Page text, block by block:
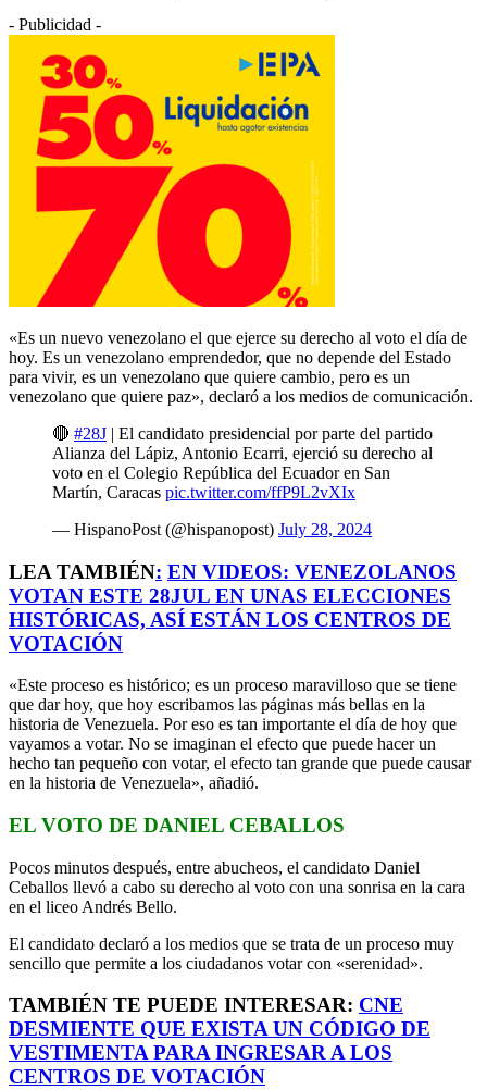
- Publicidad -
«Es un nuevo venezolano el que ejerce su derecho al voto el día de
hoy. Es un venezolano emprendedor, que no depende del Estado
para vivir, es un venezolano que quiere cambio, pero es un
venezolano que quiere paz», declaró a los medios de comunicación.
🔴 #28J | El candidato presidencial por parte del partido
Alianza del Lápiz, Antonio Ecarri, ejerció su derecho al
voto en el Colegio República del Ecuador en San
Martín, Caracas pic.twitter.com/ffP9L2vXIx
— HispanoPost (@hispanopost) July 28, 2024
LEA TAMBIÉN: EN VIDEOS: VENEZOLANOS
VOTAN ESTE 28JUL EN UNAS ELECCIONES
HISTÓRICAS, ASÍ ESTÁN LOS CENTROS DE
VOTACIÓN
«Este proceso es histórico; es un proceso maravilloso que se tiene
que dar hoy, que hoy escribamos las páginas más bellas en la
historia de Venezuela. Por eso es tan importante el día de hoy que
vayamos a votar. No se imaginan el efecto que puede hacer un
hecho tan pequeño con votar, el efecto tan grande que puede causar
en la historia de Venezuela», añadió.
EL VOTO DE DANIEL CEBALLOS
Pocos minutos después, entre abucheos, el candidato Daniel
Ceballos llevó a cabo su derecho al voto con una sonrisa en la cara
en el liceo Andrés Bello.
El candidato declaró a los medios que se trata de un proceso muy
sencillo que permite a los ciudadanos votar con «serenidad».
TAMBIÉN TE PUEDE INTERESAR: CNE
DESMIENTE QUE EXISTA UN CÓDIGO DE
VESTIMENTA PARA INGRESAR A LOS
CENTROS DE VOTACIÓN